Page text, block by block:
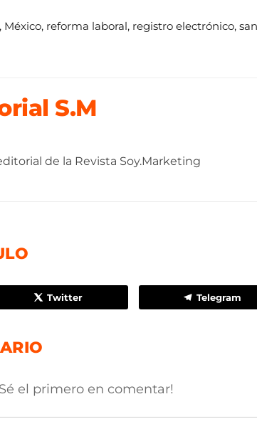
, México, reforma laboral, registro electrónico,
S.M
de la Revista Soy.Marketing
Twitter Telegram
el primero en comentar!